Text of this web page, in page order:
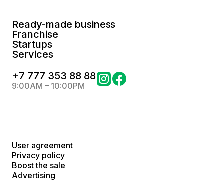
Ready-made business
Franchise
Startups
Services
+7 777 353 88 88
9:00AM – 10:00PM
User agreement
Privacy policy
Boost the sale
Advertising